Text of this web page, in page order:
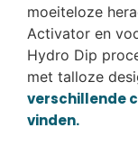
moeiteloze
Activator en
Hydro Dip
met talloze
verschillende
vinden.